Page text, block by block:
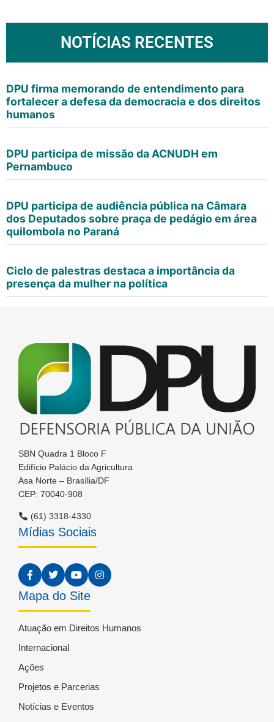
NOTÍCIAS RECENTES
DPU firma memorando de entendimento para
fortalecer a defesa da democracia e dos direitos
humanos
DPU participa de missão da ACNUDH em
Pernambuco
DPU participa de audiência pública na Câmara
dos Deputados sobre praça de pedágio em área
quilombola no Paraná
Ciclo de palestras destaca a importância da
presença da mulher na política
SBN Quadra 1 Bloco F
Edifício Palácio da Agricultura
Asa Norte – Brasília/DF
CEP: 70040-908
(61) 3318-4330
Mídias Sociais
Mapa do Site
Atuação em Direitos Humanos
Internacional
Ações
Projetos e Parcerias
Notícias e Eventos